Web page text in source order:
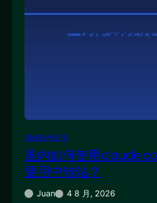
国外软件应用
国内如何使用claude
要用中转站？
Juan
4 8 月, 2026